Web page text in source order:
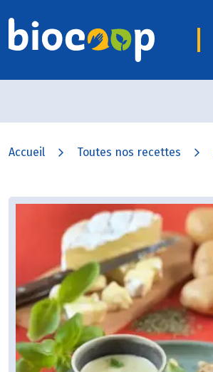
Accueil Toutes nos recettes